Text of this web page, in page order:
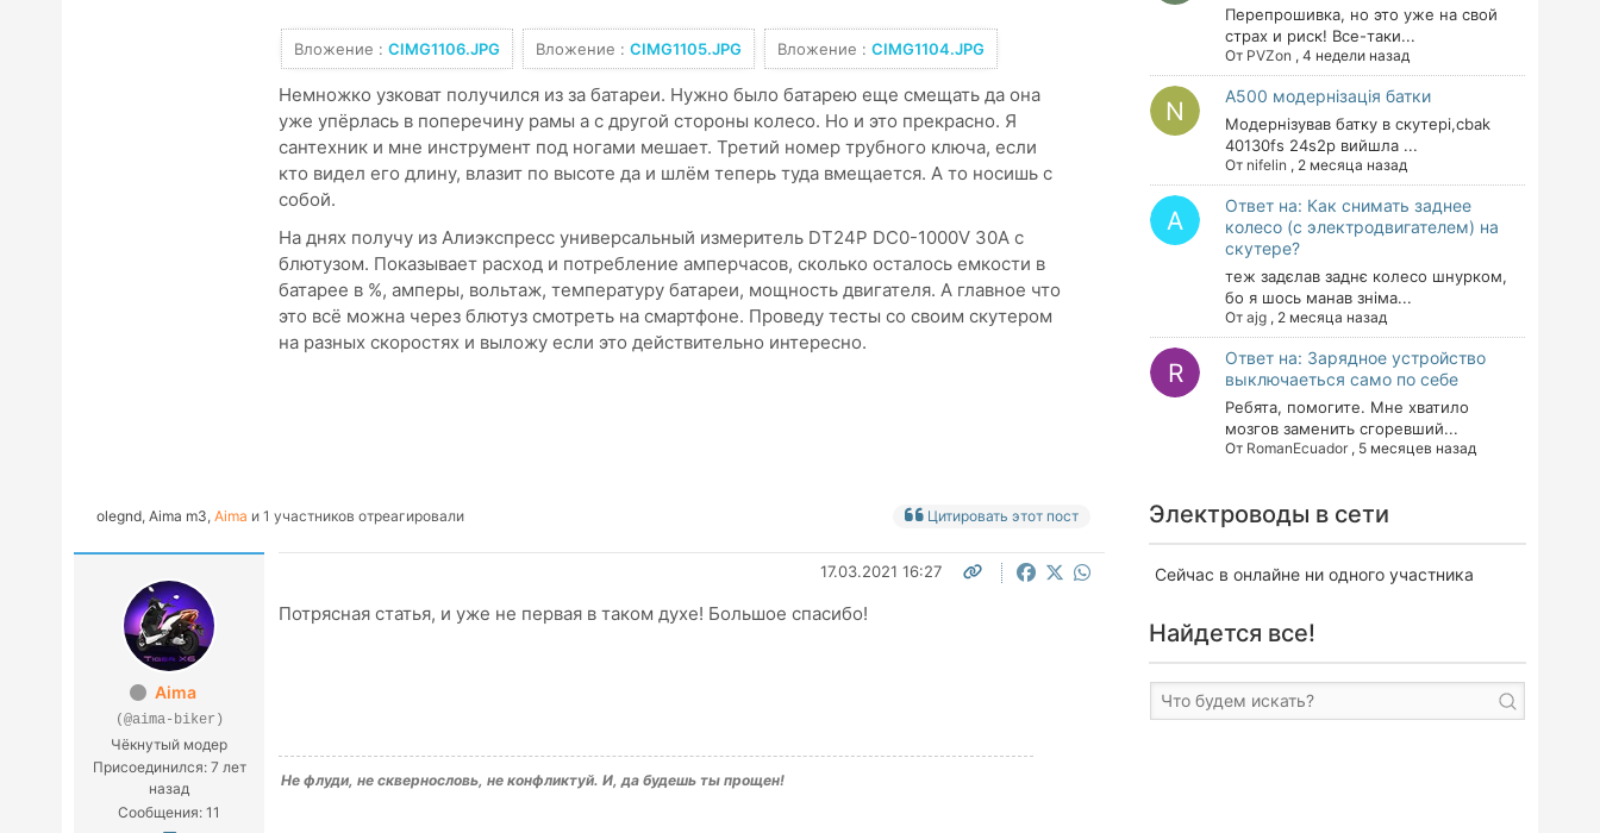
Вложение : CIMG1106.JPG Вложение : CIMG1105.JPG Вложение : CIMG1104.JPG
Немножко узковат получился из за батареи. Нужно было батарею еще смещать да она
уже упёрлась в поперечину рамы а с другой стороны колесо. Но и это прекрасно. Я
сантехник и мне инструмент под ногами мешает. Третий номер трубного ключа, если
кто видел его длину, влазит по высоте да и шлём теперь туда вмещается. А то носишь с
собой.
На днях получу из Алиэкспресс универсальный измеритель DT24P DC0-1000V 30A с
блютузом. Показывает расход и потребление амперчасов, сколько осталось емкости в
батарее в %, амперы, вольтаж, температуру батареи, мощность двигателя. А главное что
это всё можна через блютуз смотреть на смартфоне. Проведу тесты со своим скутером
на разных скоростях и выложу если это действительно интересно.
olegnd, Aima m3, Aima и 1 участников отреагировали Цитировать этот пост
Aima
(@aima-biker)
Чёкнутый модер
Присоединился: 7 лет
назад
Сообщения: 11
17.03.2021 16:27
Потрясная статья, и уже не первая в таком духе! Большое спасибо!
Не флуди, не сквернословь, не конфликтуй. И, да будешь ты прощен!
Перепрошивка, но это уже на свой
страх и риск! Все-таки...
От PVZon , 4 недели назад
A500 модернізація батки
Модернізував батку в скутері,cbak
40130fs 24s2p вийшла ...
От nifelin , 2 месяца назад
Ответ на: Как снимать заднее
колесо (с электродвигателем) на
скутере?
теж задєлав заднє колесо шнурком,
бо я шось манав зніма...
От ajg, 2 месяца назад
Ответ на: Зарядное устройство
выключаеться само по себе
Ребята, помогите. Мне хватило
мозгов заменить сгоревший...
От RomanEcuador, 5 месяцев назад
Электроводы в сети
Сейчас в онлайне ни одного участника
Найдется все!